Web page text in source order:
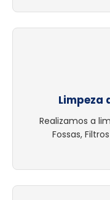
Limpeza
Realizamos a
Fossas,